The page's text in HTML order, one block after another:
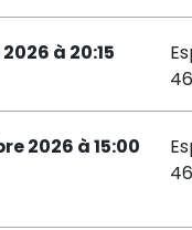
à 20:15
2026 à 15:00